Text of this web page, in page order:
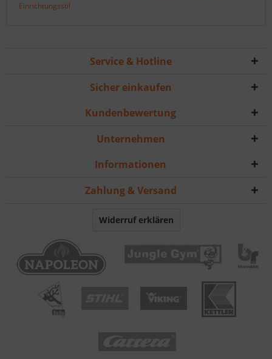
Einrichtungsstil
Service & Hotline
Sicher einkaufen
Kundenbewertung
Unternehmen
Informationen
Zahlung & Versand
Widerruf erklären